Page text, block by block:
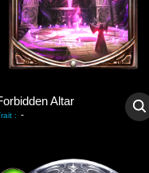
Altar
: -